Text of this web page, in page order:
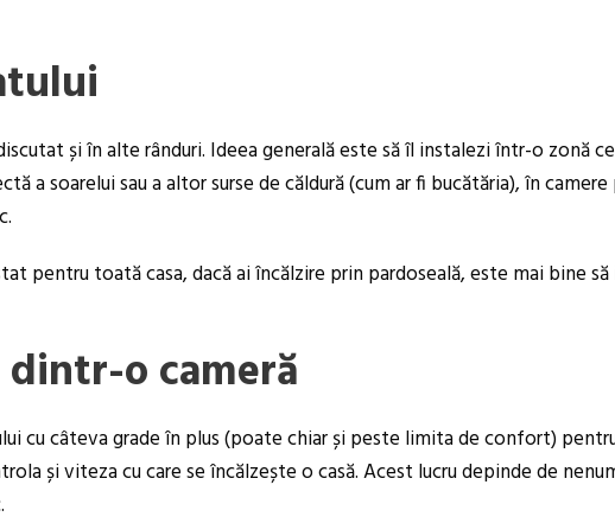
și în alte rânduri. Ideea generală este să îl instalezi într-o zonă
a soarelui sau a altor surse de căldură (cum ar fi bucătăria), în
pentru toată casa, dacă ai încălzire prin pardoseală, este mai bine
o cameră
cu câteva grade în plus (poate chiar și peste limita de confort)
și viteza cu care se încălzește o casă. Acest lucru depinde de